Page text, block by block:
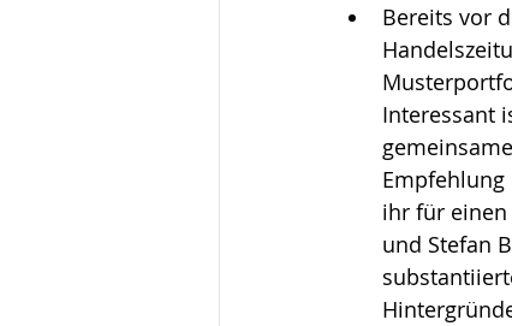
Bereits vor
Interessant
ihr für einen
und Stefan